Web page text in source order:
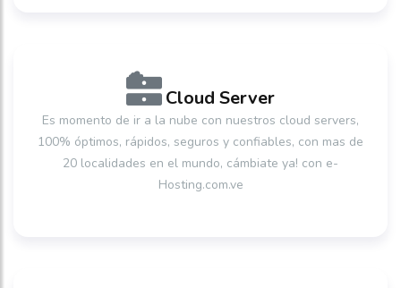
Cloud Server
Es momento de ir a la nube con nuestros cloud servers,
100% óptimos, rápidos, seguros y confiables, con mas de
20 localidades en el mundo, cámbiate ya! con e-
Hosting.com.ve